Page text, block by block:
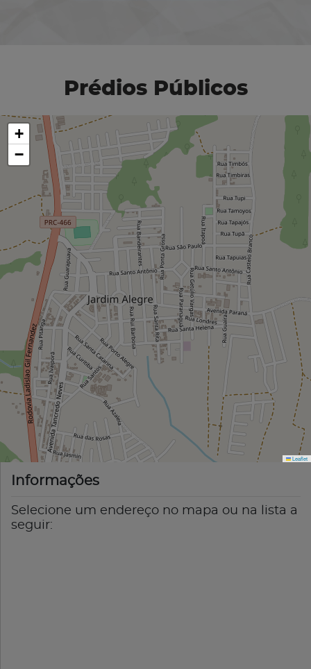
Prédios Públicos
+
−
Leaflet
Informações
Selecione um endereço no mapa ou na lista a
seguir: